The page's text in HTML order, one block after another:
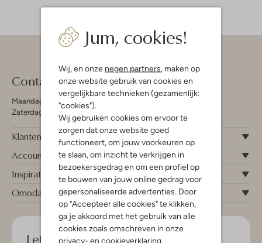
Jum, cookies!
Wij, en onze negen partners, maken op
onze website gebruik van cookies en
vergelijkbare technieken (gezamenlijk:
"cookies").
Wij gebruiken cookies om ervoor te
zorgen dat onze website goed
functioneert, om jouw voorkeuren op
te slaan, om inzicht te verkrijgen in
bezoekersgedrag en om een profiel op
te bouwen van jouw online gedrag voor
gepersonaliseerde advertenties. Door
op "Accepteer alle cookies" te klikken,
ga je akkoord met het gebruik van alle
cookies zoals omschreven in onze
privacy- en cookieverklaring.
Contact
Maandag - Vrijdag 09:00 - 19:00 uur
Zaterdag 09:00 - 17:00 uur
Klantenservice
Account
Inspiratie
Omoda
Let's keep in touch!